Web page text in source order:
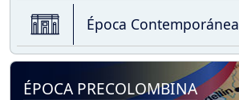
Época Contemporánea
ÉPOCA PRECOLOMBINA